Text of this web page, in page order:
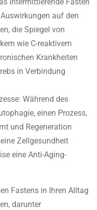
auf den
die Spiegel von
wie C-reaktivem
Krankheiten
in Verbindung
Während des
einen Prozess,
und Regeneration
Zellgesundheit
eine Anti-Aging-
Fastens in Ihren Alltag
darunter